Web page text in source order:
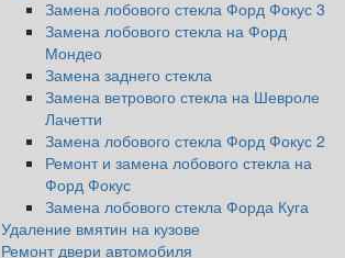
Замена лобового стекла Форд Фокус 3
Замена лобового стекла на Форд
Мондео
Замена заднего стекла
Замена ветрового стекла на Шевроле
Лачетти
Замена лобового стекла Форд Фокус 2
Ремонт и замена лобового стекла на
Форд Фокус
Замена лобового стекла Форда Куга
Удаление вмятин на кузове
Ремонт двери автомобиля